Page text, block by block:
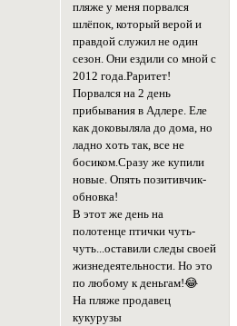
пляже у меня порвался
шлёпок, который верой и
правдой служил не один
сезон. Они ездили со мной с
2012 года.Раритет!
Порвался на 2 день
прибывания в Адлере. Еле
как доковыляла до дома, но
ладно хоть так, все не
босиком.Сразу же купили
новые. Опять позитивчик-
обновка!
В этот же день на
полотенце птички чуть-
чуть...оставили следы своей
жизнедеятельности. Но это
по любому к деньгам!😂
На пляже продавец
кукурузы